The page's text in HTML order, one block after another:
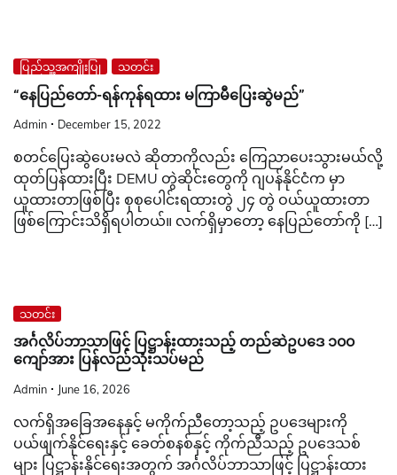
ပြည်သူ့အကျိုးပြု သတင်း
“နေပြည်တော်-ရန်ကုန်ရထား မကြာမီပြေးဆွဲမည်”
Admin December 15, 2022
စတင်ပြေးဆွဲပေးမလဲ ဆိုတာကိုလည်း ကြေညာပေးသွားမယ်လို့
ထုတ်ပြန်ထားပြီး DEMU တွဲဆိုင်းတွေကို ဂျပန်နိုင်ငံက မှာ
ယူထားတာဖြစ်ပြီး စုစုပေါင်းရထားတွဲ ၂၄ တွဲ ဝယ်ယူထားတာ
ဖြစ်ကြောင်းသိရှိရပါတယ်။ လက်ရှိမှာတော့ နေပြည်တော်ကို […]
သတင်း
အင်္ဂလိပ်ဘာသာဖြင့် ပြဋ္ဌာန်းထားသည့် တည်ဆဲဥပဒေ ၁၀၀
ကျော်အား ပြန်လည်သုံးသပ်မည်
Admin June 16, 2026
လက်ရှိအခြေအနေနှင့် မကိုက်ညီတော့သည့် ဥပဒေများကို
ပယ်ဖျက်နိုင်ရေးနှင့် ခေတ်စနစ်နှင့် ကိုက်ညီသည့် ဥပဒေသစ်
များ ပြဋ္ဌာန်းနိုင်ရေးအတွက် အင်္ဂလိပ်ဘာသာဖြင့် ပြဋ္ဌာန်းထား